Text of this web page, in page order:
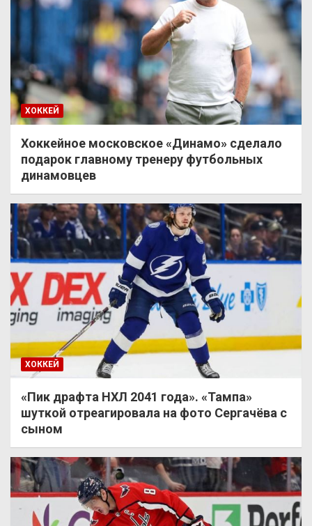
ХОККЕЙ
Хоккейное московское «Динамо» сделало
подарок главному тренеру футбольных
динамовцев
ХОККЕЙ
«Пик драфта НХЛ 2041 года». «Тампа»
шуткой отреагировала на фото Сергачёва с
сыном